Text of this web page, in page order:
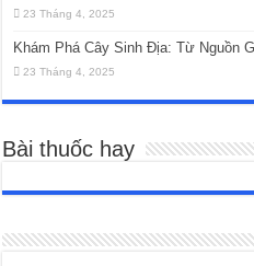
23 Tháng 4, 2025
Khám Phá Cây Sinh Địa: Từ Nguồn
23 Tháng 4, 2025
Bài thuốc hay